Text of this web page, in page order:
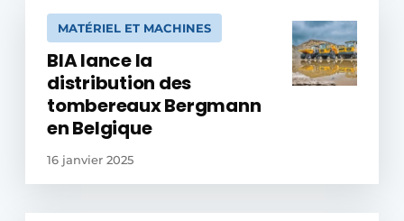
MATÉRIEL ET MACHINES
BIA lance la
distribution des
tombereaux Bergmann
en Belgique
16 janvier 2025